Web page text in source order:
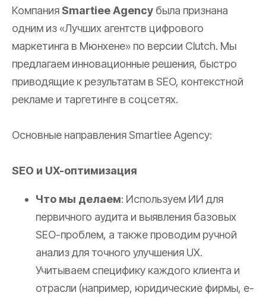
КомпанияSmartiee Agency была признана
одним из «Лучших агентств цифрового
маркетинга в Мюнхене» по версии Clutch. Мы
предлагаем инновационные решения, быстро
приводящие к результатам в SEO, контекстной
рекламе и таргетинге в соцсетях.
Основные направления Smartiee Agency:
SEO и UX-оптимизация
Что мы делаем: Используем ИИ для
первичного аудита и выявления базовых
SEO-проблем, а также проводим ручной
анализ для точного улучшения UX.
Учитываем специфику каждого клиента и
отрасли (например, юридические фирмы, e-